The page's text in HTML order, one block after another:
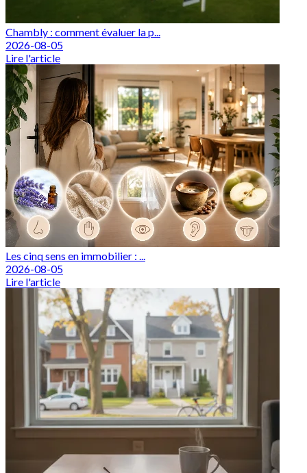
Chambly : comment évaluer la p...
2026-08-05
Lire l'article
Les cinq sens en immobilier : ...
2026-08-05
Lire l'article